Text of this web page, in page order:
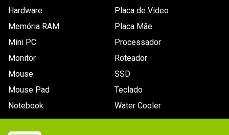
Hardware
Memória RAM
Mini PC
Monitor
Mouse
Mouse Pad
Notebook
Placa de Video
Placa Mãe
Processador
Roteador
SSD
Teclado
Water Cooler